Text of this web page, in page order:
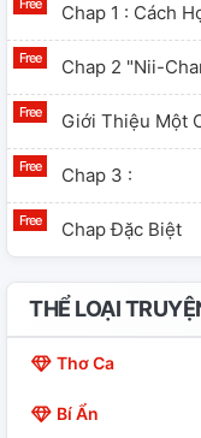
Chap 1 : Cách
Chap 2 "Nii-
Giới Thiệu Một
Chap 3 :
Chap Đặc Biệt
THỂ LOẠI
Thơ Ca
Bí Ẩn